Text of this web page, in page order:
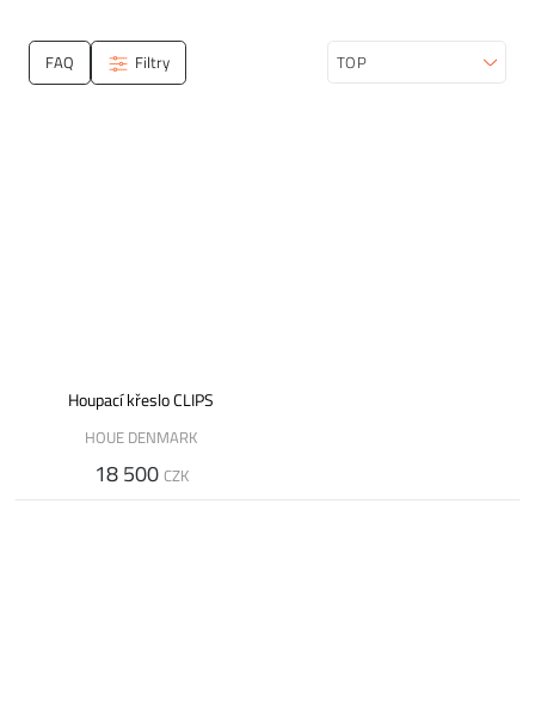
FAQ Filtry Seřadit
Houpací křeslo CLIPS
HOUE DENMARK
18 500 CZK